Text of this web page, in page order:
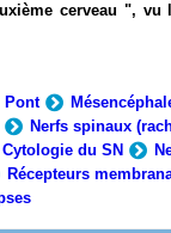
cerveau ", vu
Pont
Nerfs spinaux
Cytologie du SN
Récepteurs